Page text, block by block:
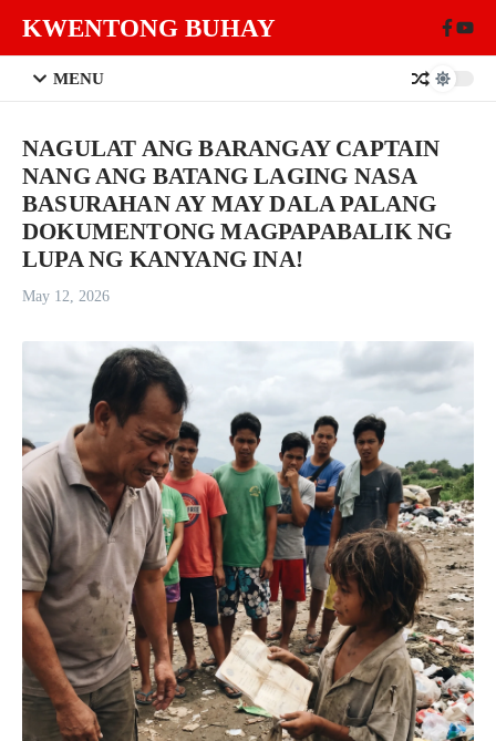
KWENTONG BUHAY
MENU
NAGULAT ANG BARANGAY CAPTAIN
NANG ANG BATANG LAGING NASA
BASURAHAN AY MAY DALA PALANG
DOKUMENTONG MAGPAPABALIK NG
LUPA NG KANYANG INA!
May 12, 2026